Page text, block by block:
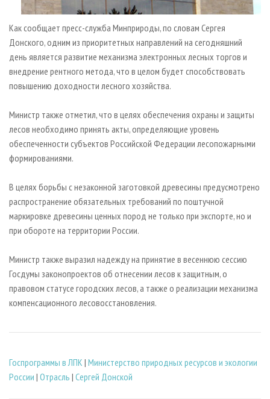
Как сообщает пресс-служба Минприроды, по словам Сергея
Донского, одним из приоритетных направлений на сегодняшний
день является развитие механизма электронных лесных торгов и
внедрение рентного метода, что в целом будет способствовать
повышению доходности лесного хозяйства.
Министр также отметил, что в целях обеспечения охраны и защиты
лесов необходимо принять акты, определяющие уровень
обеспеченности субъектов Российской Федерации лесопожарными
формированиями.
В целях борьбы с незаконной заготовкой древесины предусмотрено
распространение обязательных требований по поштучной
маркировке древесины ценных пород не только при экспорте, но и
при обороте на территории России.
Министр также выразил надежду на принятие в весеннюю сессию
Госдумы законопроектов об отнесении лесов к защитным, о
правовом статусе городских лесов, а также о реализации механизма
компенсационного лесовосстановления.
Госпрограммы в ЛПК | Министерство природных ресурсов и экологии
России | Отрасль | Сергей Донской